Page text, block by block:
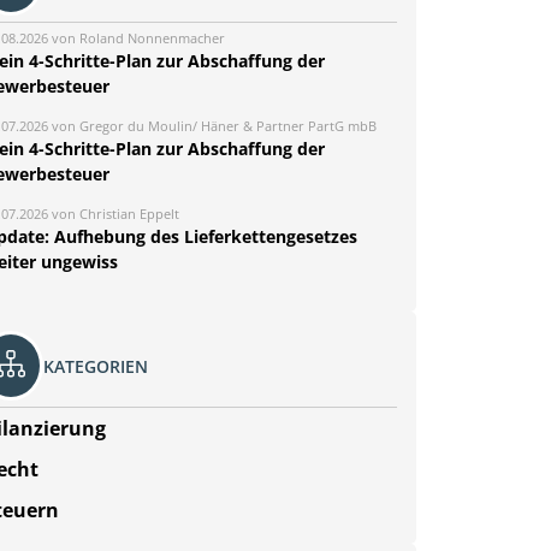
von Roland Nonnenmacher
4-Schritte-Plan zur Abschaffung der
von Gregor du Moulin/ Häner & Partner PartG mbB
4-Schritte-Plan zur Abschaffung der
von Christian Eppelt
Aufhebung des Lieferkettengesetzes
ungewiss
KATEGORIEN